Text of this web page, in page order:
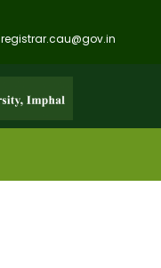
registrar.cau@gov.in